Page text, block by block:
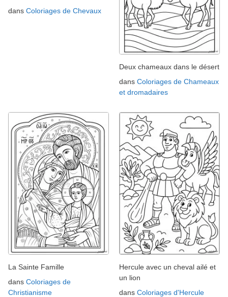
dans Coloriages de Chevaux
Deux chameaux dans le désert
dans Coloriages de Chameaux
et dromadaires
La Sainte Famille
dans Coloriages de
Christianisme
Hercule avec un cheval ailé et
un lion
dans Coloriages d'Hercule